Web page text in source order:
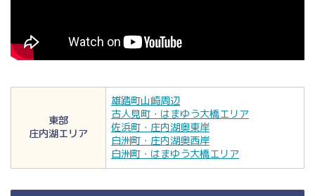
東部
庄内湖エリア
雄踏町山崎周辺
古人見町・はまゆう大橋エリア
佐浜町・庄内湖奥東岸
白洲町・庄内湖奥西岸
白洲町・はまゆう大橋エリア